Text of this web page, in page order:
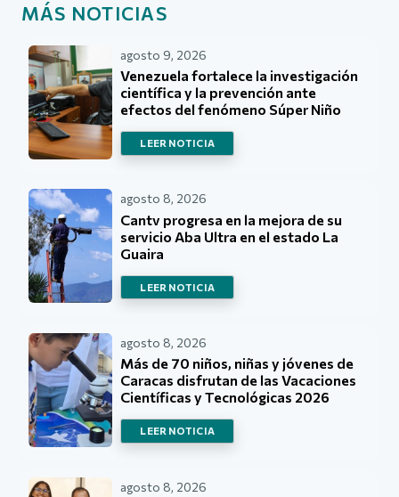
MÁS NOTICIAS
agosto 9, 2026
Venezuela fortalece la investigación
científica y la prevención ante
efectos del fenómeno Súper Niño
LEER NOTICIA
agosto 8, 2026
Cantv progresa en la mejora de su
servicio Aba Ultra en el estado La
Guaira
LEER NOTICIA
agosto 8, 2026
Más de 70 niños, niñas y jóvenes de
Caracas disfrutan de las Vacaciones
Científicas y Tecnológicas 2026
LEER NOTICIA
agosto 8, 2026